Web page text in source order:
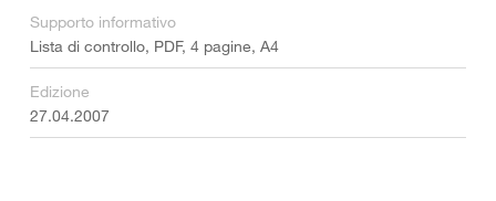
Supporto informativo
Lista di controllo, PDF, 4 pagine, A4
Edizione
27.04.2007